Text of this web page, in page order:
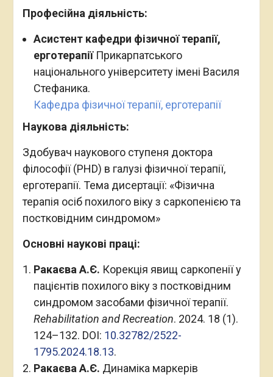
Професійна діяльність:
Асистент кафедри фізичної терапії,
ерготерапіїПрикарпатського
національного університету імені Василя
Стефаника.
Кафедра фізичної терапії, ерготерапії
Наукова діяльність:
Здобувач наукового ступеня доктора
філософії (PHD) в галузі фізичної терапії,
ерготерапії. Тема дисертації: «Фізична
терапія осіб похилого віку з саркопенією та
постковідним синдромом»
Основні наукові праці:
Ракаєва А.Є. Корекція явищ саркопенії у
пацієнтів похилого віку з постковідним
синдромом засобами фізичної терапії.
Rehabilitation and Recreation. 2024. 18 (1).
124–132. DOI: 10.32782/2522-
1795.2024.18.13.
Ракаєва А.Є. Динаміка маркерів